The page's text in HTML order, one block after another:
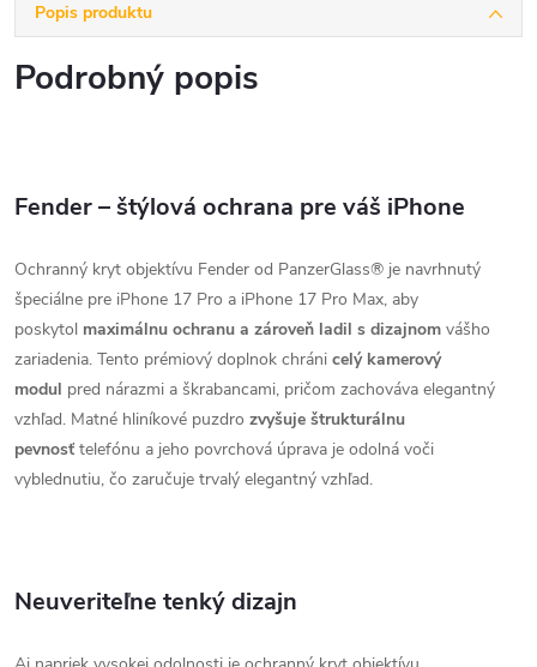
Popis produktu
Podrobný popis
Fender – štýlová ochrana pre váš iPhone
Ochranný kryt objektívu Fender od PanzerGlass® je navrhnutý
špeciálne pre iPhone 17 Pro a iPhone 17 Pro Max, aby
poskytol maximálnu ochranu a zároveň ladil s dizajnom vášho
zariadenia. Tento prémiový doplnok chráni celý kamerový
modul pred nárazmi a škrabancami, pričom zachováva elegantný
vzhľad. Matné hliníkové puzdro zvyšuje štrukturálnu
pevnosť telefónu a jeho povrchová úprava je odolná voči
vyblednutiu, čo zaručuje trvalý elegantný vzhľad.
Neuveriteľne tenký dizajn